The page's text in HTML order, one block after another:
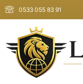
0533 055 83 91